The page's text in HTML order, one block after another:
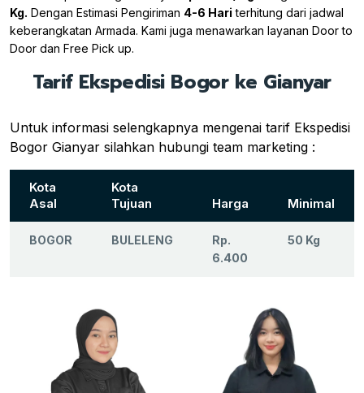
Kg. Dengan Estimasi Pengiriman 4-6 Hari terhitung dari jadwal
keberangkatan Armada. Kami juga menawarkan layanan Door to
Door dan Free Pick up.
Tarif Ekspedisi Bogor ke Gianyar
Untuk informasi selengkapnya mengenai tarif Ekspedisi
Bogor Gianyar silahkan hubungi team marketing :
Kota
Asal
Kota
Tujuan
Harga Minimal
BOGOR BULELENG
Rp.
6.400
50 Kg